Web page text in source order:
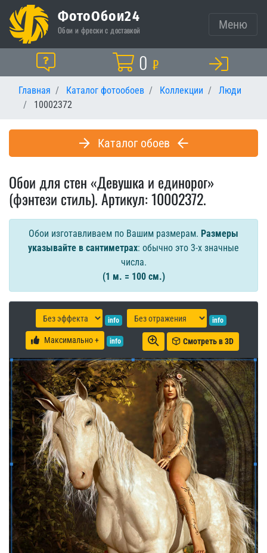
ФотоОбои24
Обои и фрески с доставкой Меню
Помощь Корзина
0 ₽
Главная Каталог фотообоев Коллекции
Люди
10002372
Каталог обоев
Обои для стен «Девушка и единорог»
(фэнтези стиль). Артикул: 10002372.
Обои изготавливаем по Вашим размерам. Размеры
указывайте в сантиметрах: обычно это 3-х значные
числа.
(1 м. = 100 см.)
info info
Максимально + info Смотреть в 3D